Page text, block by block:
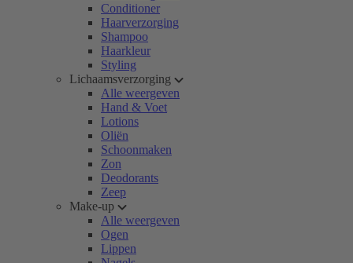
Conditioner
Haarverzorging
Shampoo
Haarkleur
Styling
Lichaamsverzorging
Alle weergeven
Hand & Voet
Lotions
Oliën
Schoonmaken
Zon
Deodorants
Zeep
Make-up
Alle weergeven
Ogen
Lippen